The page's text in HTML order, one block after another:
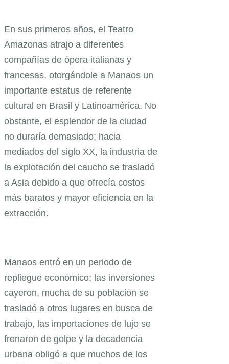
En sus primeros años, el Teatro
Amazonas atrajo a diferentes
compañías de ópera italianas y
francesas, otorgándole a Manaos un
importante estatus de referente
cultural en Brasil y Latinoamérica. No
obstante, el esplendor de la ciudad
no duraría demasiado; hacia
mediados del siglo XX, la industria de
la explotación del caucho se trasladó
a Asia debido a que ofrecía costos
más baratos y mayor eficiencia en la
extracción.
Manaos entró en un periodo de
repliegue económico; las inversiones
cayeron, mucha de su población se
trasladó a otros lugares en busca de
trabajo, las importaciones de lujo se
frenaron de golpe y la decadencia
urbana obligó a que muchos de los